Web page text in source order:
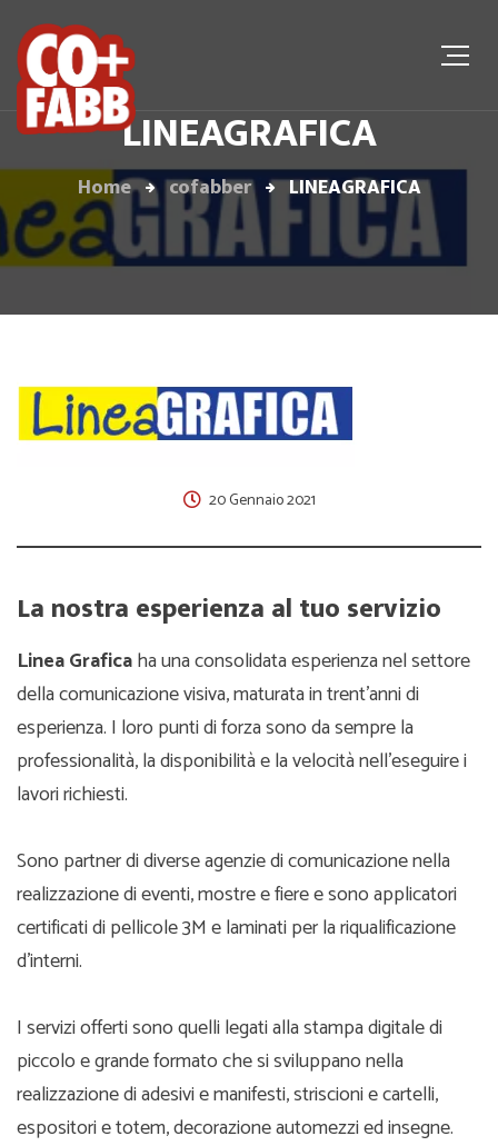
LINEAGRAFICA
Home cofabber LINEAGRAFICA
20 Gennaio 2021
La nostra esperienza al tuo servizio
Linea Graficaha una consolidata esperienza nel settore
della comunicazione visiva, maturata in trent’anni di
esperienza. I loro punti di forza sono da sempre la
professionalità, la disponibilità e la velocità nell’eseguire i
lavori richiesti.
Sono partner di diverse agenzie di comunicazione nella
realizzazione di eventi, mostre e fiere e sono applicatori
certificati di pellicole 3M e laminati per la riqualificazione
d’interni.
I servizi offerti sono quelli legati alla stampa digitale di
piccolo e grande formato che si sviluppano nella
realizzazione di adesivi e manifesti, striscioni e cartelli,
espositori e totem, decorazione automezzi ed insegne.